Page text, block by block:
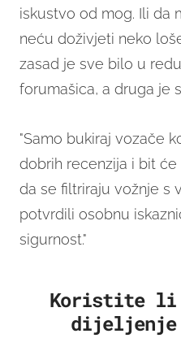
iskustvo od mog. Ili da
neću doživjeti neko
zasad je sve bilo u
forumašica, a druga je
"Samo bukiraj vozače
dobrih recenzija i bit
da se filtriraju vožnje s
potvrdili osobnu
sigurnost."
Koristite li
dijeljenje